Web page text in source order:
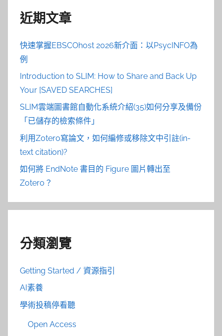
近期文章
快速掌握EBSCOhost 2026新介面：以PsycINFO為
例
Introduction to SLIM: How to Share and Back Up
Your [SAVED SEARCHES]
SLIM雲端圖書館自動化系統介紹(35)如何分享及備份
「已儲存的檢索條件」
利用Zotero寫論文，如何編修或移除文中引註(in-
text citation)?
如何將 EndNote 書目的 Figure 圖片轉出至
Zotero？
分類瀏覽
Getting Started / 資源指引
AI素養
學術投稿停看聽
Open Access